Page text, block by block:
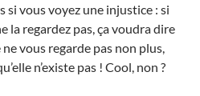
si vous voyez une injustice : si
la regardez pas, ça voudra dire
ne vous regarde pas non plus,
n’existe pas ! Cool, non ?